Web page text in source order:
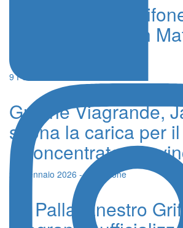
Pallacanestro
Viagrande, il San
lo scontro diretto
9 Febbraio 2026 - Redazione
Grifone Viagrande,
suona la carica per
«Concentrate per
23 Gennaio 2026 - Redazione
La Pallacanestro